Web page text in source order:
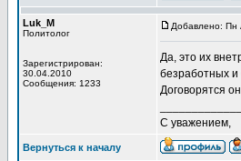
Luk_M
Политолог
Зарегистрирован:
30.04.2010
Сообщения: 1233
Добавлено: Пн
Да, это их
безработных и
Договорятся
С уважением,
Вернуться к началу